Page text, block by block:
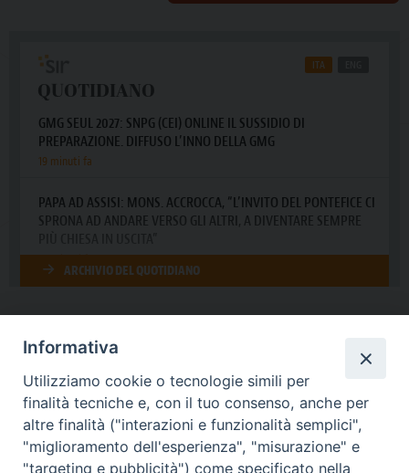
DIOCESI SUBURBICARIA DI ALBANO
Contatti:Tel.: 06.93268401 - Fax.: 06.9323844
E-mail:curia@diocesidialbano.it
Orari: dal Lunedì al Venerdì Ore: 9:00 - 13:00
Informativa
Utilizziamo cookie o tecnologie simili per
finalità tecniche e, con il tuo consenso, anche per
altre finalità ("interazioni e funzionalità semplici",
"miglioramento dell'esperienza", "misurazione" e
"targeting e pubblicità") come specificato nella